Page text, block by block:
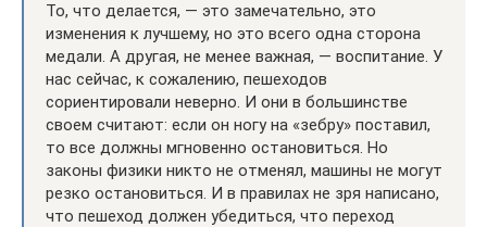
То, что делается, — это замечательно, это
изменения к лучшему, но это всего одна сторона
медали. А другая, не менее важная, — воспитание. У
нас сейчас, к сожалению, пешеходов
сориентировали неверно. И они в большинстве
своем считают: если он ногу на «зебру» поставил,
то все должны мгновенно остановиться. Но
законы физики никто не отменял, машины не могут
резко остановиться. И в правилах не зря написано,
что пешеход должен убедиться, что переход